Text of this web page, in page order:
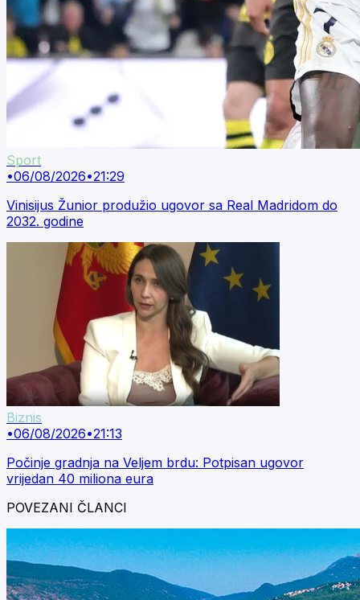
Sport
•06/08/2026•21:29
Vinisijus Žunior produžio ugovor sa Real Madridom do
2032. godine
Biznis
•06/08/2026•21:13
Počinje gradnja na Veljem brdu: Potpisan ugovor
vrijedan 40 miliona eura
POVEZANI ČLANCI